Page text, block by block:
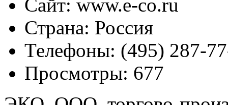
Сайт: www.e-co.ru
Страна: Россия
Телефоны: (495) 287-
Просмотры: 677